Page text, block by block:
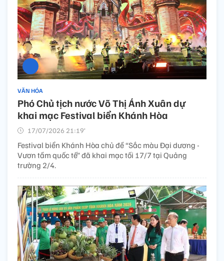
VĂN HÓA
Phó Chủ tịch nước Võ Thị Ánh Xuân dự
khai mạc Festival biển Khánh Hòa
17/07/2026 21:19’
Festival biển Khánh Hòa chủ đề “Sắc màu Đại dương -
Vươn tầm quốc tế” đã khai mạc tối 17/7 tại Quảng
trường 2/4.